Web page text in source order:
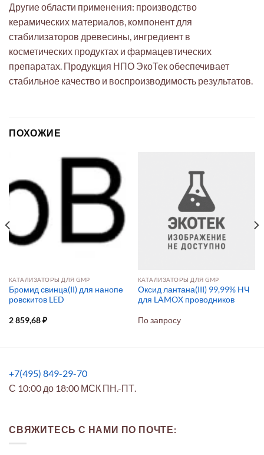
Другие области применения: производство
керамических материалов, компонент для
стабилизаторов древесины, ингредиент в
косметических продуктах и фармацевтических
препаратах. Продукция НПО ЭкоТек обеспечивает
стабильное качество и воспроизводимость результатов.
ПОХОЖИЕ
КАТАЛИЗАТОРЫ ДЛЯ GMP
Бромид свинца(II) для нанопе
ровскитов LED
2 859,68₽
КАТАЛИЗАТОРЫ ДЛЯ GMP
Оксид лантана(III) 99,99% HЧ
для LAMOX проводников
По запросу
+7(495) 849-29-70
С 10:00 до 18:00 МСК ПН.-ПТ.
СВЯЖИТЕСЬ С НАМИ ПО ПОЧТЕ: